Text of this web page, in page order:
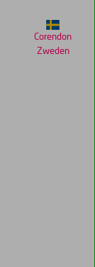
Corendon
Zweden